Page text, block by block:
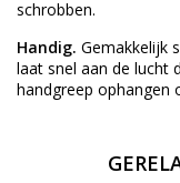
schrobben.
Handig. Gemakkelijk
laat snel aan de lucht
handgreep ophangen